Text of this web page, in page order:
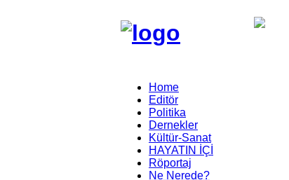
Home
Editör
Politika
Dernekler
Kültür-Sanat
HAYATIN İÇİ
Röportaj
Ne Nerede?